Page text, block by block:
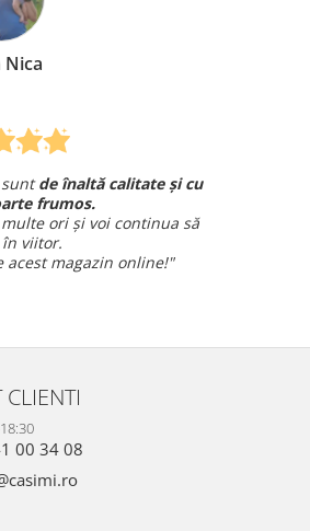
Am comandat o lenjerie de pat pentru
avut o întrebare și
amabil.
00 34 08